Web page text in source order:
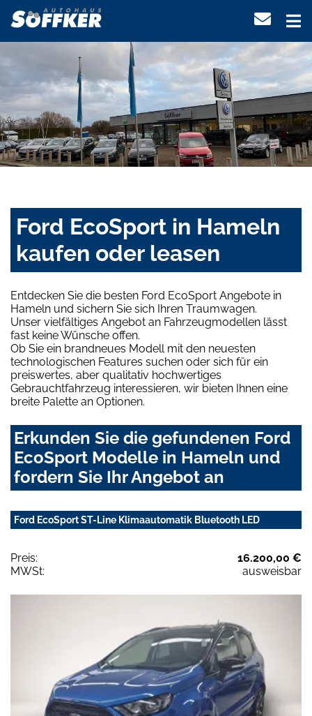
Ford EcoSport in Hameln
kaufen oder leasen
Entdecken Sie die besten Ford EcoSport Angebote in
Hameln und sichern Sie sich Ihren Traumwagen.
Unser vielfältiges Angebot an Fahrzeugmodellen lässt
fast keine Wünsche offen.
Ob Sie ein brandneues Modell mit den neuesten
technologischen Features suchen oder sich für ein
preiswertes, aber qualitativ hochwertiges
Gebrauchtfahrzeug interessieren, wir bieten Ihnen eine
breite Palette an Optionen.
Erkunden Sie die gefundenen Ford
EcoSport Modelle in Hameln und
fordern Sie Ihr Angebot an
Ford EcoSport ST-Line Klimaautomatik Bluetooth LED
Preis:
16.200,00 €
MWSt:
ausweisbar